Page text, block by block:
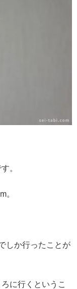
。
。
しか行ったことが
に行くというこ